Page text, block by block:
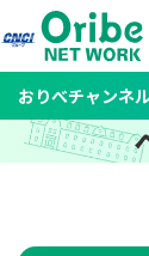
おりべチャンネ